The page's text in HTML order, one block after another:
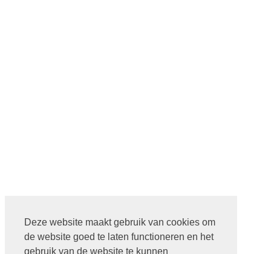
Deze website maakt gebruik van cookies om
de website goed te laten functioneren en het
gebruik van de website te kunnen